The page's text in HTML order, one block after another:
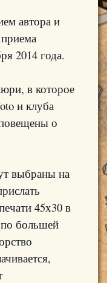
автора и
2014 года.
в которое
и клуба
о
выбраны на
45х30 в
большей